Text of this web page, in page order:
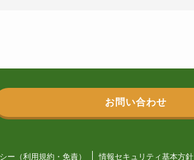
お問い合わせ
ー（利用規約・免責） 情報セキュリティ基本方針